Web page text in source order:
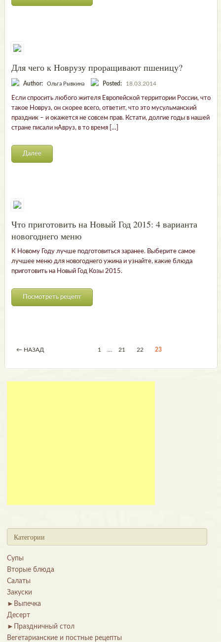
Для чего к Новрузу проращивают пшеницу?
Author: Ольга Рывкина Posted: 18.03.2014
Если спросить любого жителя Европейской территории России, что
такое Новруз, он скорее всего, ответит, что это мусульманский
праздник – и окажется не совсем прав. Кстати, долгие годы в нашей
стране писали нАвруз, в то время […]
Далее
Что приготовить на Новый Год 2015: 4 варианта
новогоднего меню
К Новому Году лучше подготовиться заранее. Выберите самое
лучшее меню для новогоднего ужина и узнайте, какие блюда
приготовить на Новый Год Козы 2015.
Посмотреть рецепт
← НАЗАД 1 21 22 23
Категории
Супы
Вторые блюда
Салаты
Закуски
► Выпечка
Десерт
►
Праздничный стол
Вегетарианские и постные рецепты